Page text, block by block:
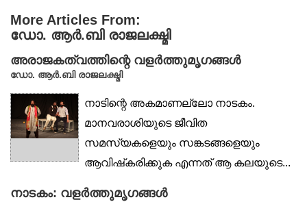
More Articles From:
ഡോ. ആർ.ബി രാജലക്ഷ്മി
അരാജകത്വത്തിന്റെ വളർത്തുമൃഗങ്ങൾ
ഡോ. ആർ.ബി രാജലക്ഷ്മി
നാടിന്റെ അകമാണല്ലോ നാടകം.
മാനവരാശിയുടെ ജീവിത
സമസ്യകളെയും സങ്കടങ്ങളെയും
ആവിഷ്‌കരിക്കുക എന്നത് ആ കലയുടെ...
നാടകം: വളർത്തുമൃഗങ്ങൾ